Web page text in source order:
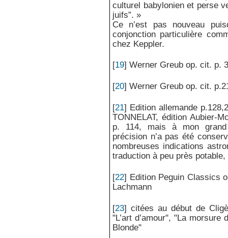
culturel babylonien et perse
juifs”. »
Ce n’est pas nouveau
conjonction particulière
chez Keppler.
[19] Werner Greub op. cit. p.
[20] Werner Greub op. cit.
[21] Edition allemande
TONNELAT, édition Aubier-
p. 114, mais à mon
précision n’a pas été
nombreuses indications
traduction à peu près
[22] Edition Peguin Classics
Lachmann
[23] citées au début de
"L’art d’amour", "La
Blonde"